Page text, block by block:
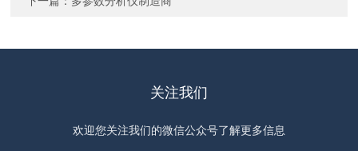
关注我们
欢迎您关注我们的微信公众号了解更多信息